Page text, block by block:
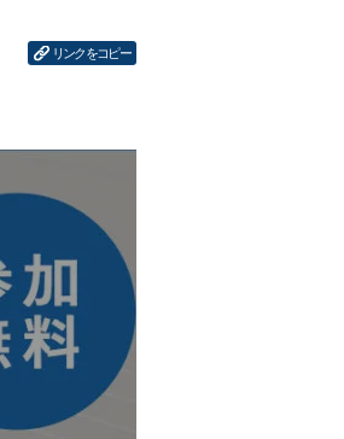
リンクをコピー